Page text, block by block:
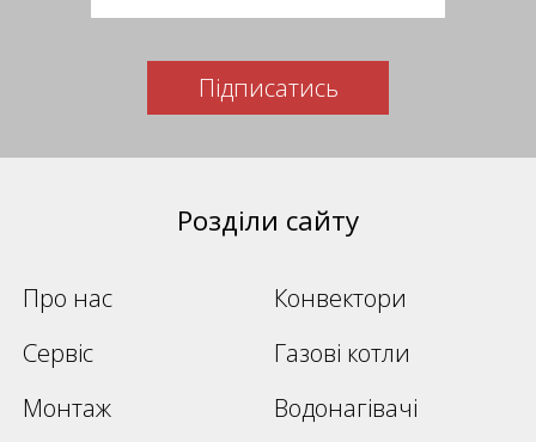
Підписатись
Розділи сайту
Про нас
Конвектори
Сервіс
Газові котли
Монтаж
Водонагівачі